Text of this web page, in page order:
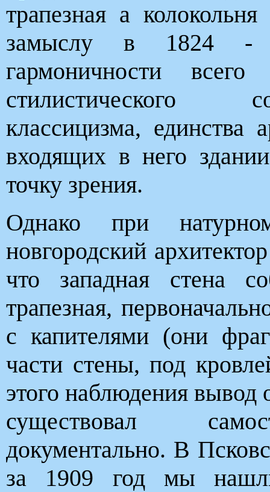
трапезная а
замыслу в 1824 -
гармоничности
стилистического
классицизма, единства
входящих в него
точку зрения.
Однако при
новгородский
что западная стена
трапезная,
с капителями (они
части стены, под
этого наблюдения вывод
существовал
документально. В
за 1909 год мы нашли